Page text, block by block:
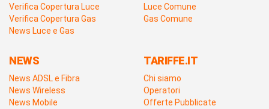
Verifica Copertura Luce
Verifica Copertura Gas
News Luce e Gas
Luce Comune
Gas Comune
NEWS
News ADSL e Fibra
News Wireless
News Mobile
TARIFFE.IT
Chi siamo
Operatori
Offerte Pubblicate